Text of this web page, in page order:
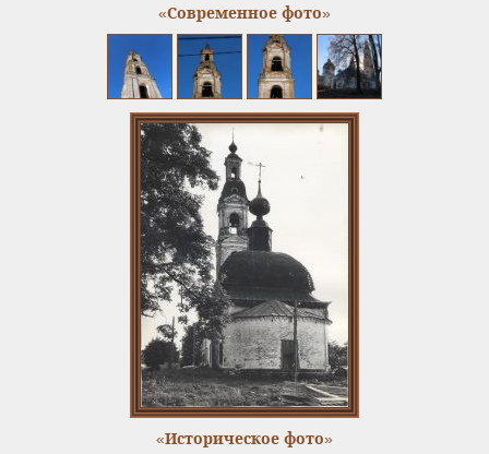
«Современное фото»
«Историческое фото»